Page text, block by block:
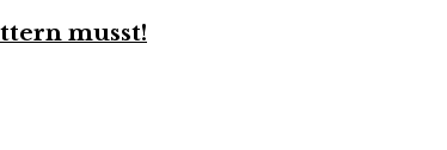
musst!